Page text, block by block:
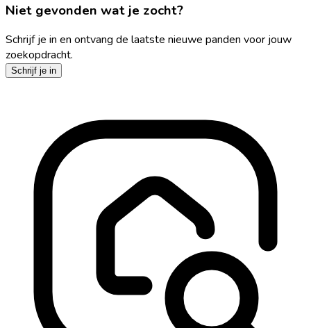
Niet gevonden wat je zocht?
Schrijf je in en ontvang de laatste nieuwe panden voor jouw
zoekopdracht.
Schrijf je in